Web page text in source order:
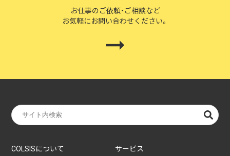
お仕事のご依頼・ご相談など
お気軽にお問い合わせください。
COLSISについて サービス